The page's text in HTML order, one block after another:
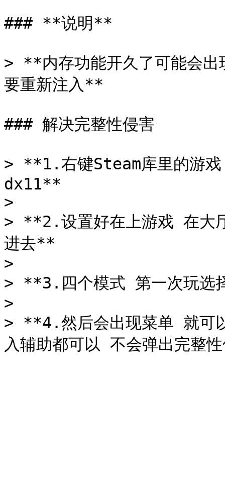
### **说明**
> **内存功能开久了可能会
要重新注入**
### 解决完整性侵害
> **1.右键Steam库里的游
dx11**
>
> **2.设置好在上游戏 在大
进去**
>
> **3.四个模式 第一次玩选
>
> **4.然后会出现菜单 就可